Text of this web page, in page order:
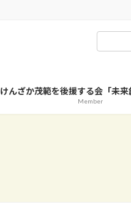
けんざか茂範を後援する会「未来
Member